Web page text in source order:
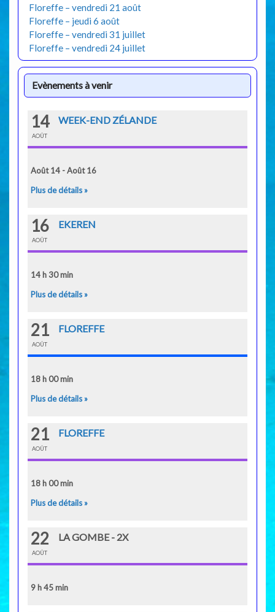
Floreffe – vendredi 21 août
Floreffe – jeudi 6 août
Floreffe – vendredi 31 juillet
Floreffe – vendredi 24 juillet
Evènements à venir
14
AOÛT
WEEK-END ZÉLANDE
Août 14 - Août 16
Plus de détails »
16
AOÛT
EKEREN
14 h 30 min
Plus de détails »
21
AOÛT
FLOREFFE
18 h 00 min
Plus de détails »
21
AOÛT
FLOREFFE
18 h 00 min
Plus de détails »
22
AOÛT
LA GOMBE - 2X
9 h 45 min